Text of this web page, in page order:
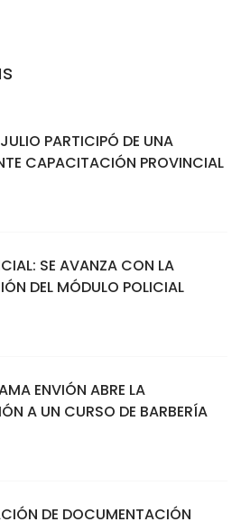
PARTICIPÓ DE UNA
CAPACITACIÓN PROVINCIAL
SE AVANZA CON LA
DEL MÓDULO POLICIAL
ENVIÓN ABRE LA
A UN CURSO DE BARBERÍA
DE DOCUMENTACIÓN